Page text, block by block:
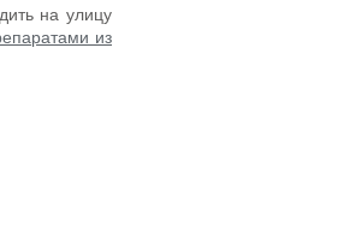
на улицу
из